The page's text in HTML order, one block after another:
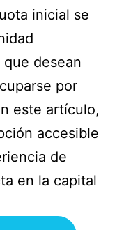
inicial se
desean
por
este artículo,
accesible
de
en la capital